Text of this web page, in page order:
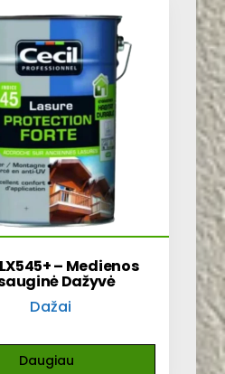
– Medienos
Dažyvė
Dažai
Daugiau